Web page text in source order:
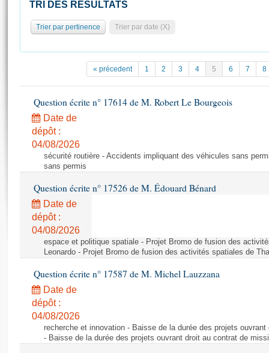
Pétitions
Projets de loi
Propositions de loi
Amendements
Textes adoptés
Rapports législatifs
Rapports sur l'application des lois
Baromètre de l’application des lois
Dossiers législatifs
Budget et sécurité sociale
Questions écrites et orales
Comptes rendus des débats
Statistiques et chiffres clés
Documents de référence
( Constitution | Règlement de l'Assemblée ... )
Histoire
Juniors
Anciennes législatures
La Bibliothèque
Contacts et plan d'accès
Photos libres de droit
TRI DES RÉSULTATS
Trier par pertinence Trier par date (X)
« précedent 1 2 3 4 5 6 7 8
Question écrite n° 17614 de M. Robert Le Bourgeois
Date de
dépôt :
04/08/2026
sécurité routière - Accidents impliquant des véhicules sans
sans permis
Question écrite n° 17526 de M. Édouard Bénard
Date de
dépôt :
04/08/2026
espace et politique spatiale - Projet Bromo de fusion des
Leonardo - Projet Bromo de fusion des activités spatiales de
Question écrite n° 17587 de M. Michel Lauzzana
Date de
dépôt :
04/08/2026
recherche et innovation - Baisse de la durée des projets
- Baisse de la durée des projets ouvrant droit au contrat de